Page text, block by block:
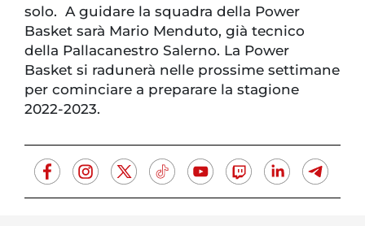
solo. A guidare la squadra della Power
Basket sarà Mario Menduto, già tecnico
della Pallacanestro Salerno. La Power
Basket si radunerà nelle prossime settimane
per cominciare a preparare la stagione
2022-2023.